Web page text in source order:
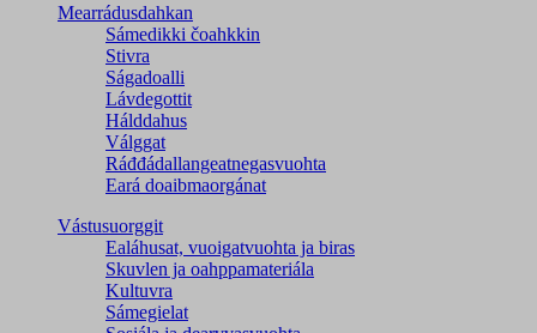
Mearrádusdahkan
Sámedikki čoahkkin
Stivra
Ságadoalli
Lávdegottit
Hálddahus
Válggat
Ráđđádallangeatnegas­vuohta
Eará doaibmaorgánat
Vástusuorggit
Ealáhusat, vuoigatvuohta ja biras
Skuvlen ja oahppamateriála
Kultuvra
Sámegielat